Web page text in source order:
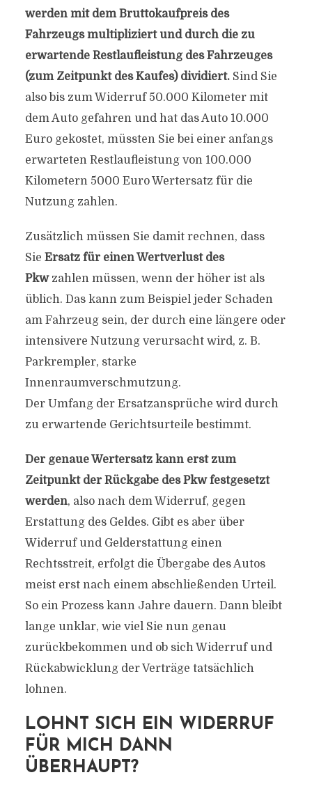
werden mit dem Bruttokaufpreis des
Fahrzeugs multipliziert und durch die zu
erwartende Restlaufleistung des Fahrzeuges
(zum Zeitpunkt des Kaufes) dividiert.Sind Sie
also bis zum Widerruf 50.000 Kilometer mit
dem Auto gefahren und hat das Auto 10.000
Euro gekostet, müssten Sie bei einer anfangs
erwarteten Restlaufleistung von 100.000
Kilometern 5000 Euro Wertersatz für die
Nutzung zahlen.
Zusätzlich müssen Sie damit rechnen, dass
Sie Ersatz für einen Wertverlust des
Pkwzahlen müssen, wenn der höher ist als
üblich. Das kann zum Beispiel jeder Schaden
am Fahrzeug sein, der durch eine längere oder
intensivere Nutzung verursacht wird, z. B.
Parkrempler, starke
Innenraumverschmutzung.
Der Umfang der Ersatzansprüche wird durch
zu erwartende Gerichtsurteile bestimmt.
Der genaue Wertersatz kann erst zum
Zeitpunkt der Rückgabe des Pkw festgesetzt
werden, also nach dem Widerruf, gegen
Erstattung des Geldes. Gibt es aber über
Widerruf und Gelderstattung einen
Rechtsstreit, erfolgt die Übergabe des Autos
meist erst nach einem abschließenden Urteil.
So ein Prozess kann Jahre dauern. Dann bleibt
lange unklar, wie viel Sie nun genau
zurückbekommen und ob sich Widerruf und
Rückabwicklung der Verträge tatsächlich
lohnen.
LOHNT SICH EIN WIDERRUF
FÜR MICH DANN
ÜBERHAUPT?